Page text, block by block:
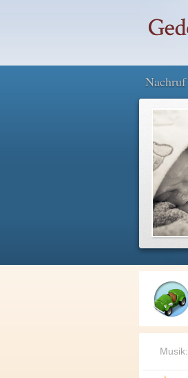
Nachruf
Musik: